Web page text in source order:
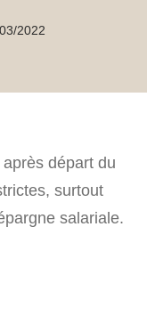
2022
après départ du
surtout
salariale.